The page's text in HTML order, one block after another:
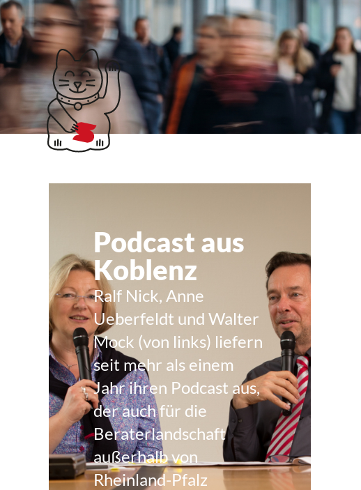
Walter Mock
Podcast aus
Koblenz
Ralf Nick, Anne
Ueberfeldt und Walter
Mock (von links) liefern
seit mehr als einem
Jahr ihren Podcast aus,
der auch für die
Beraterlandschaft
außerhalb von
Rheinland-Pfalz